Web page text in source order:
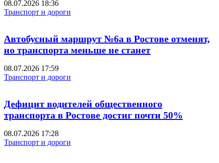
08.07.2026 18:36
Транспорт и дороги
Автобусный маршрут №6а в Ростове отменят,
но транспорта меньше не станет
08.07.2026 17:59
Транспорт и дороги
Дефицит водителей общественного
транспорта в Ростове достиг почти 50%
08.07.2026 17:28
Транспорт и дороги